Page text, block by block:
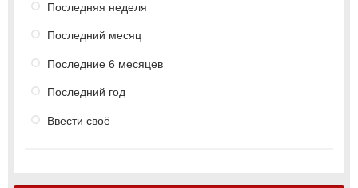
Последняя неделя
Последний месяц
Последние 6 месяцев
Последний год
Ввести своё